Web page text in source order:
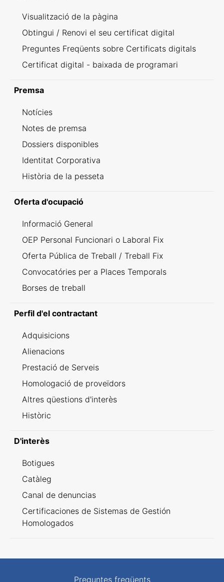
Visualització de la pàgina
Obtingui / Renovi el seu certificat digital
Preguntes Freqüents sobre Certificats digitals
Certificat digital - baixada de programari
Premsa
Notícies
Notes de premsa
Dossiers disponibles
Identitat Corporativa
Història de la pesseta
Oferta d'ocupació
Informació General
OEP Personal Funcionari o Laboral Fix
Oferta Pública de Treball / Treball Fix
Convocatóries per a Places Temporals
Borses de treball
Perfil d'el contractant
Adquisicions
Alienacions
Prestació de Serveis
Homologació de proveïdors
Altres qüestions d'interès
Històric
D'interès
Botigues
Catàleg
Canal de denuncias
Certificaciones de Sistemas de Gestión
Homologados
Preguntes freqüents